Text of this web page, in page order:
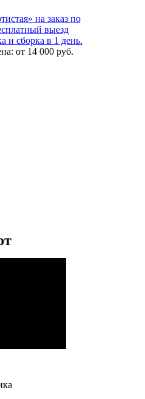
на заказ по
выезд
и сборка в 1 день.
от 14 000руб.